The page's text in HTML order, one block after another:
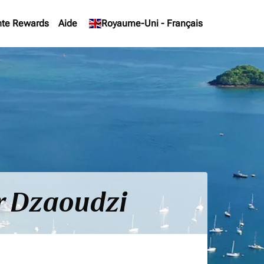
Rewards Aide Royaume-Uni - Français
keyboard_arrow_down
Dzaoudzi